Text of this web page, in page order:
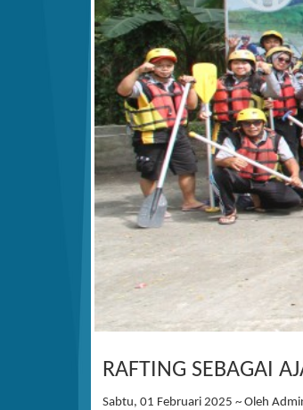
RAFTING SEBAGAI
Sabtu, 01 Februari 2025 ~ Oleh